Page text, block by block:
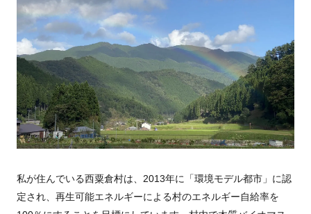
私が住んでいる西粟倉村は、2013年に「環境モデル都市」に認
定され、再生可能エネルギーによる村のエネルギー自給率を